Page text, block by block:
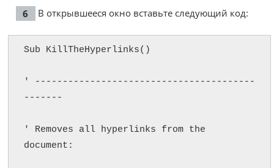
В открывшееся окно вставьте следующий код:
Sub KillTheHyperlinks()
' ----------------------------------------
-------
' Removes all hyperlinks from the
document: